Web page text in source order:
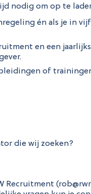
nodig om op te
én als je in
en een
of
die wij zoeken?
Recruitment